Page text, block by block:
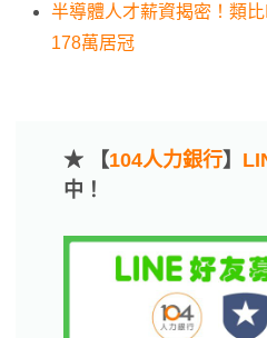
半導體人才薪資揭密！類
178萬居冠
★ 【104人力銀行】
中！